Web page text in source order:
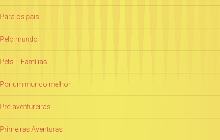
Para os pais
Pelo mundo
Pets + Famílias
Por um mundo melhor
Pré-aventureiras
Primeiras Aventuras